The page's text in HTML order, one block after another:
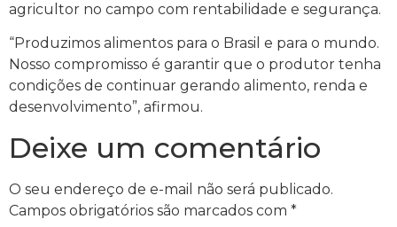
agricultor no campo com rentabilidade e segurança.
“Produzimos alimentos para o Brasil e para o mundo.
Nosso compromisso é garantir que o produtor tenha
condições de continuar gerando alimento, renda e
desenvolvimento”, afirmou.
Deixe um comentário
O seu endereço de e-mail não será publicado.
Campos obrigatórios são marcados com *